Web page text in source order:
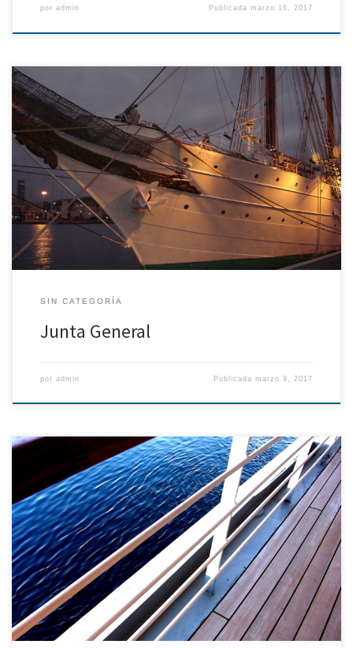
por admin Publicadamarzo 16, 2017
La Junta General Ordinaria se reunió el día 23 de junio en el
Instituto de la Ingeniería de España. El Decano expone su
condición de Decano del COIN a la vez de ser Presidente de la
AINE, y comenta los siguientes aspectos: La ingeniería naval es la
profesión que elegimos […]
SIN CATEGORÍA
Junta General
por admin Publicadamarzo 9, 2017
Visado electrónico Desde octubre de 2008 en que se empezó a
utilizar el servicio, su uso se ha generalizado y asentado. Durante
el año 2016 el número total de visados electrónicos ha sido 11 (17
el año anterior) y el de registros electrónicos 1062 (1061 el pasado
año), frente a […]